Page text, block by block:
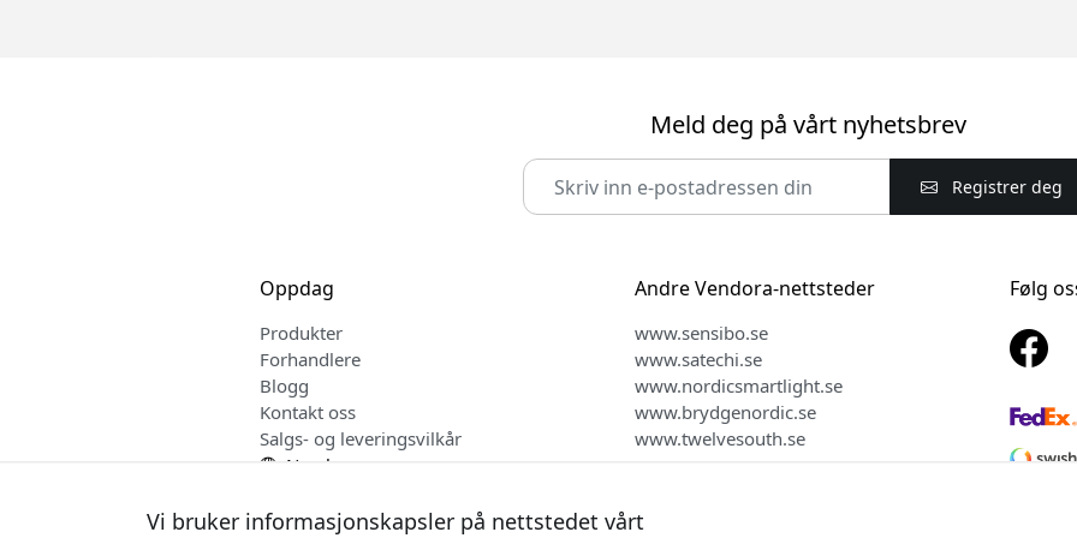
Meld deg på vårt nyhetsbrev
Registrer deg
Oppdag
Produkter
Forhandlere
Blogg
Kontakt oss
Salgs- og leveringsvilkår
Norsk
Andre Vendora-nettsteder
www.sensibo.se
www.satechi.se
www.nordicsmartlight.se
www.brydgenordic.se
www.twelvesouth.se
Følg
Vi bruker informasjonskapsler på nettstedet vårt